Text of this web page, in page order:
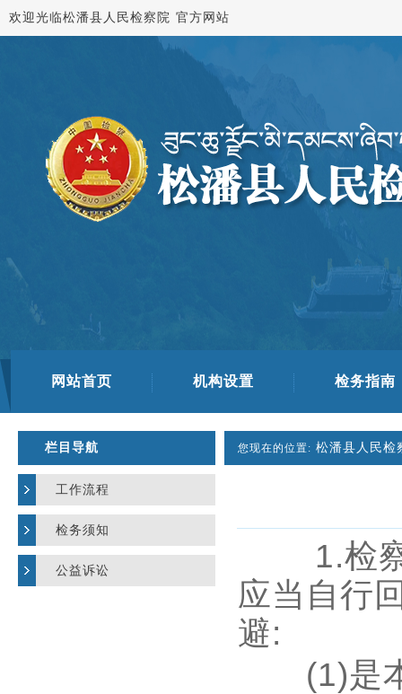
欢迎光临松潘县人民检察院 官方网站
网站首页 机构设置 检务指南
栏目导航
工作流程
检务须知
公益诉讼
您现在的位置: 松潘县人民
1.检
应当自行
避:
(1)是